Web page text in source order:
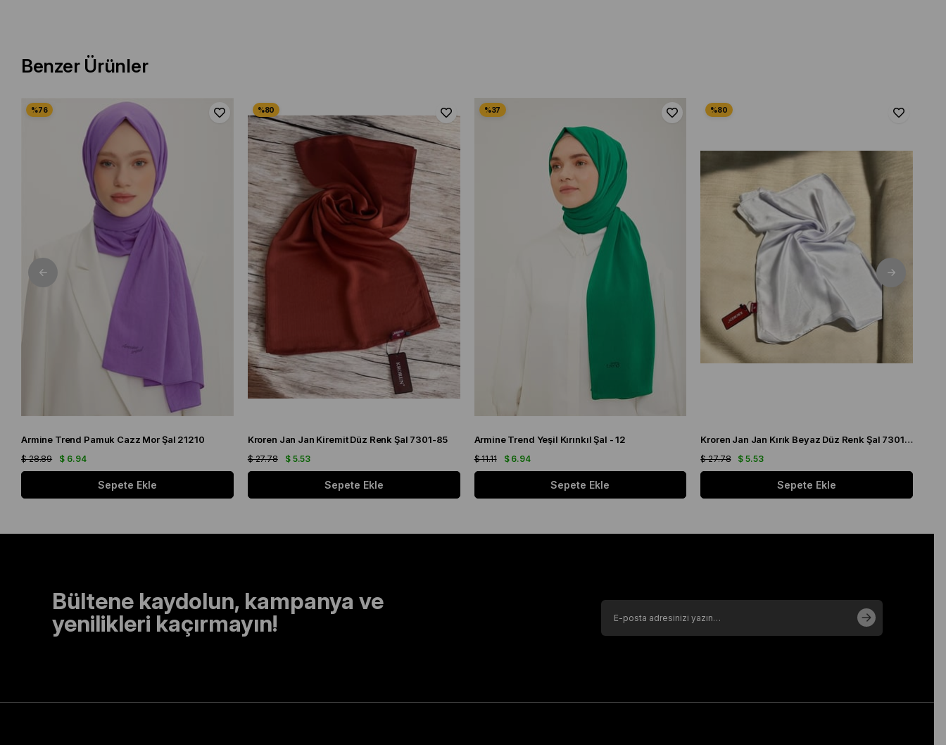
Benzer Ürünler
Armine Trend Pamuk Cazz Mor Şal 21210
$ 6.94
$ 28.89
Sepete Ekle
Kroren Jan Jan Kiremit Düz Renk Şal 7301-85
$ 5.53
$ 27.78
Sepete Ekle
Armine Trend Yeşil Kırınkıl Şal - 12
$ 6.94
$ 11.11
Sepete Ekle
Kroren Jan Jan Kırık Beyaz Düz Renk Şal 7301-259
$ 5.53
$ 27.78
Sepete Ekle
Bültene kaydolun, kampanya ve
yenilikleri kaçırmayın!